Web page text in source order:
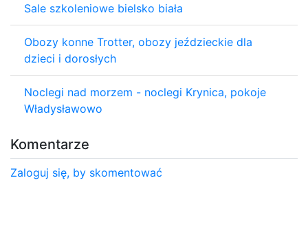
Sale szkoleniowe bielsko biała
Obozy konne Trotter, obozy jeździeckie dla
dzieci i dorosłych
Noclegi nad morzem - noclegi Krynica, pokoje
Władysławowo
Komentarze
Zaloguj się, by skomentować